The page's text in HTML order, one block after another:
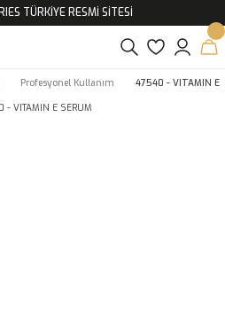
TÜRKİYE RESMİ SİTESİ
Profesyonel Kullanım 47540 - VITAMIN E